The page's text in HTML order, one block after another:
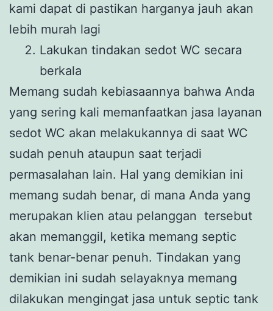
kami dapat di pastikan harganya jauh akan
lebih murah lagi
Lakukan tindakan sedot WC secara
berkala
Memang sudah kebiasaannya bahwa Anda
yang sering kali memanfaatkan jasa layanan
sedot WC akan melakukannya di saat WC
sudah penuh ataupun saat terjadi
permasalahan lain. Hal yang demikian ini
memang sudah benar, di mana Anda yang
merupakan klien atau pelanggan tersebut
akan memanggil, ketika memang septic
tank benar-benar penuh. Tindakan yang
demikian ini sudah selayaknya memang
dilakukan mengingat jasa untuk septic tank